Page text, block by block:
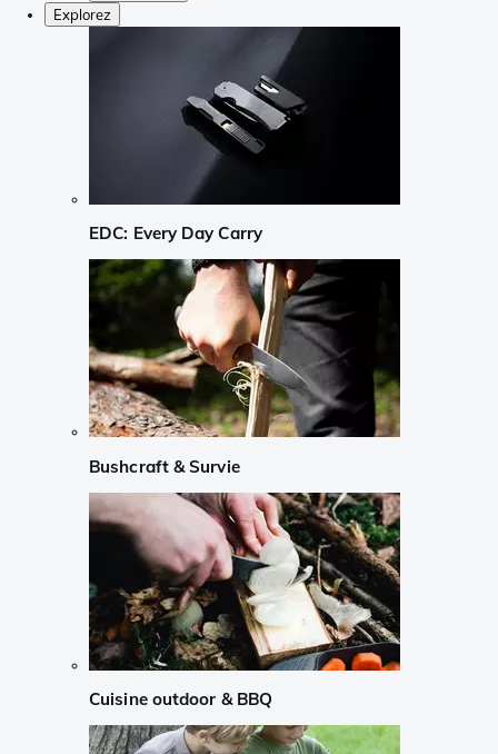
Explorez
EDC: Every Day Carry
Bushcraft & Survie
Cuisine outdoor & BBQ